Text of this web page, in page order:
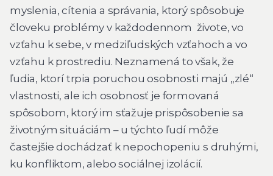
myslenia, cítenia a správania, ktorý spôsobuje
človeku problémy v každodennom živote, vo
vzťahu k sebe, v medziľudských vzťahoch a vo
vzťahu k prostrediu. Neznamená to však, že
ľudia, ktorí trpia poruchou osobnosti majú „zlé“
vlastnosti, ale ich osobnosť je formovaná
spôsobom, ktorý im sťažuje prispôsobenie sa
životným situáciám – u týchto ľudí môže
častejšie dochádzať k nepochopeniu s druhými,
ku konfliktom, alebo sociálnej izolácií.